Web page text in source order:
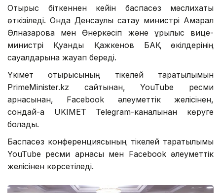
Отырыс біткеннен кейін баспасөз мәслихаты
өткізіледі. Онда Денсаулық сақтау министрі Ақмарал
Әлназарова мен Өнеркәсіп және құрылыс вице-
министрі Қуандық Қажкенов БАҚ өкілдерінің
сауалдарына жауап береді.
Үкімет отырысының тікелей таратылымын
PrimeMinister.kz сайтынан, YouTube ресми
арнасынан, Facebook әлеуметтік желісінен,
сондай-ақ UKIMET Telegram-каналынан көруге
болады.
Баспасөз конференциясының тікелей таратылымы
YouTube ресми арнасы мен Facebook әлеуметтік
желісінен көрсетіледі.